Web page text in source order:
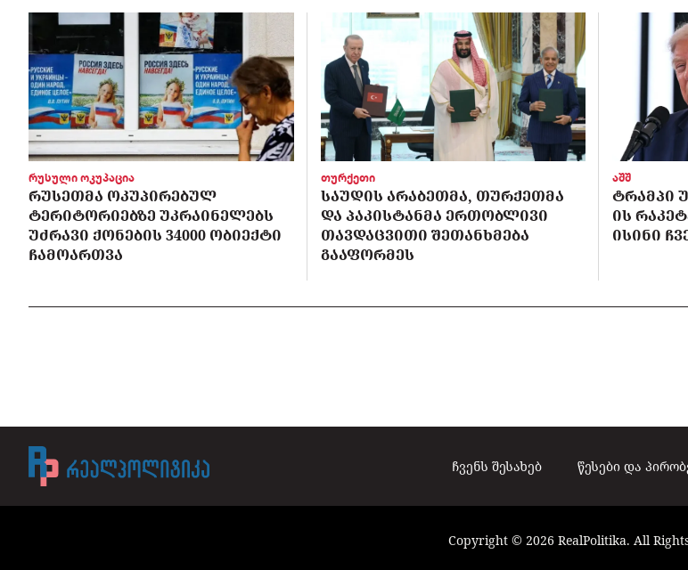
რუსული ოკუპაცია
ᲠᲣᲡᲔᲗᲛᲐ ᲝᲙᲣᲞᲘᲠᲔᲑᲣᲚ
ᲢᲔᲠᲘᲢᲝᲠᲘᲔᲑᲖᲔ ᲣᲙᲠᲐᲘᲜᲔᲚᲔᲑᲡ
ᲣᲫᲠᲐᲕᲘ ᲥᲝᲜᲔᲑᲘᲡ 34000 ᲝᲑᲘᲔᲥᲢᲘ
ᲩᲐᲛᲝᲐᲠᲗᲕᲐ
თურქეთი
ᲡᲐᲣᲓᲘᲡ ᲐᲠᲐᲑᲔᲗᲛᲐ, ᲗᲣᲠᲥᲔᲗᲛᲐ
ᲓᲐ ᲞᲐᲙᲘᲡᲢᲐᲜᲛᲐ ᲔᲠᲗᲝᲑᲚᲘᲕᲘ
ᲗᲐᲕᲓᲐᲪᲕᲘᲗᲘ ᲨᲔᲗᲐᲜᲮᲛᲔᲑᲐ
ᲒᲐᲐᲤᲝᲠᲛᲔᲡ
აშშ
ᲢᲠᲐᲛᲞᲘ
ᲘᲡ
ᲘᲡᲘᲜᲘ
ჩვენს შესახებ წესები და
Copyright © 2026 RealPolitika. All